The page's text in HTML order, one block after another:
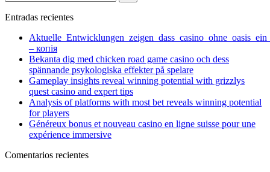
Entradas recientes
– копія
Bekanta dig med chicken road game casino och dess
spännande psykologiska effekter på spelare
Gameplay insights reveal winning potential with grizzlys
quest casino and expert tips
Analysis of platforms with most bet reveals winning potential
for players
Généreux bonus et nouveau casino en ligne suisse pour une
expérience immersive
Comentarios recientes